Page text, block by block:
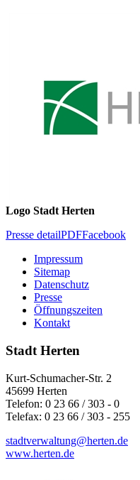
Logo Stadt Herten
Presse detailPDFFacebook
Impressum
Sitemap
Datenschutz
Presse
Öffnungszeiten
Kontakt
Stadt Herten
Kurt-Schumacher-Str. 2
45699 Herten
Telefon: 0 23 66 / 303 - 0
Telefax: 0 23 66 / 303 - 255
stadtverwaltung@herten.de
www.herten.de